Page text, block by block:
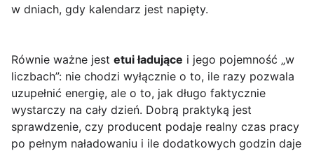
w dniach, gdy kalendarz jest napięty.
Równie ważne jest etui ładujące i jego pojemność „w
liczbach”: nie chodzi wyłącznie o to, ile razy pozwala
uzupełnić energię, ale o to, jak długo faktycznie
wystarczy na cały dzień. Dobrą praktyką jest
sprawdzenie, czy producent podaje realny czas pracy
po pełnym naładowaniu i ile dodatkowych godzin daje